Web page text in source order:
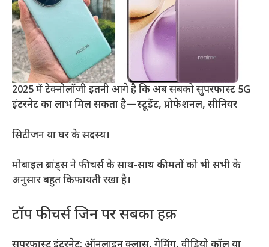
2025 में टेक्नोलॉजी इतनी आगे है कि अब सबको सुपरफास्ट 5G
इंटरनेट का लाभ मिल सकता है—स्टूडेंट, प्रोफेशनल, सीनियर
सिटीजन या घर के सदस्य।
मोबाइल ब्रांड्स ने फीचर्स के साथ-साथ कीमतों को भी सभी के
अनुसार बहुत किफायती रखा है।
टॉप फीचर्स जिन पर सबका हक़